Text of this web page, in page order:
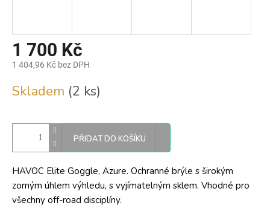
1 700 Kč
1 404,96 Kč bez DPH
cena:
Skladem (2 ks)
PŘIDAT DO KOŠÍKU
HAVOC Elite Goggle, Azure. Ochranné brýle s širokým
zorným úhlem výhledu, s vyjímatelným sklem. Vhodné pro
všechny off-road disciplíny.